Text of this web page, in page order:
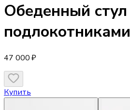
Обеденный стул
подлокотниками
47 000 ₽
Купить